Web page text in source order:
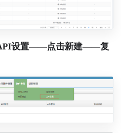
设置——点击新建——复